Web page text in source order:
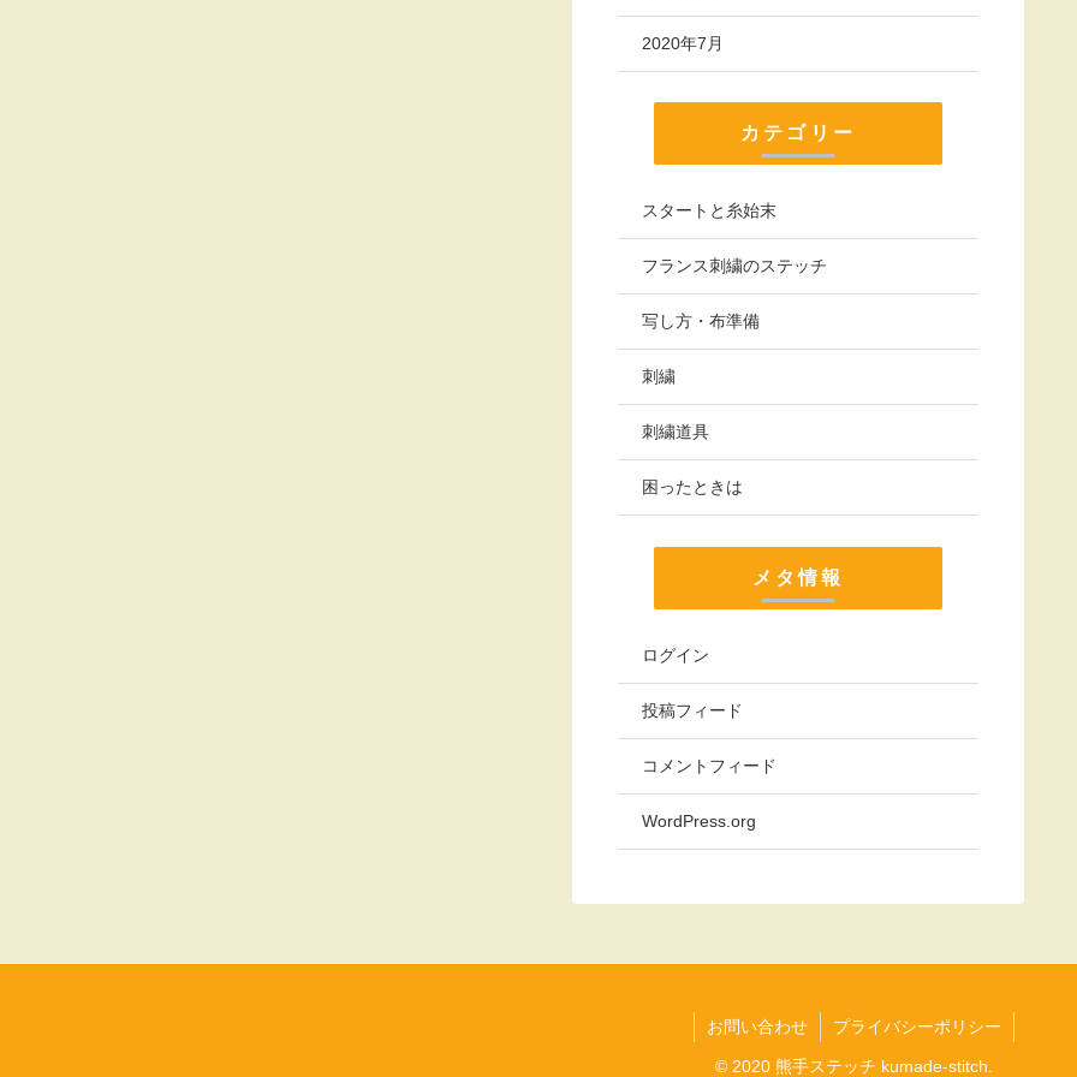
2020年7月
カテゴリー
スタートと糸始末
フランス刺繍のステッチ
写し方・布準備
刺繍
刺繍道具
困ったときは
メタ情報
ログイン
投稿フィード
コメントフィード
WordPress.org
お問い合わせ プライバシーポリシー
© 2020 熊手ステッチ kumade-stitch.